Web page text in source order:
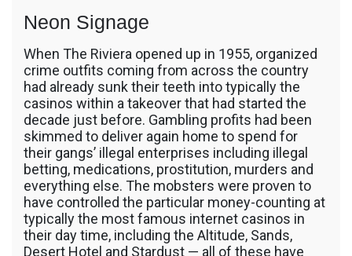
Neon Signage
When The Riviera opened up in 1955, organized
crime outfits coming from across the country
had already sunk their teeth into typically the
casinos within a takeover that had started the
decade just before. Gambling profits had been
skimmed to deliver again home to spend for
their gangs’ illegal enterprises including illegal
betting, medications, prostitution, murders and
everything else. The mobsters were proven to
have controlled the particular money-counting at
typically the most famous internet casinos in
their day time, including the Altitude, Sands,
Desert Hotel and Stardust — all of these have